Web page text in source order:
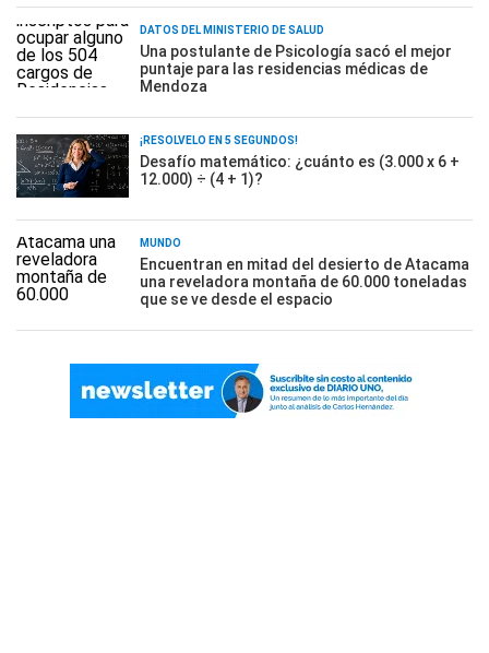
DATOS DEL MINISTERIO DE SALUD
Una postulante de Psicología sacó el mejor
puntaje para las residencias médicas de
Mendoza
¡RESOLVELO EN 5 SEGUNDOS!
Desafío matemático: ¿cuánto es (3.000 x 6 +
12.000) ÷ (4 + 1)?
MUNDO
Encuentran en mitad del desierto de Atacama
una reveladora montaña de 60.000 toneladas
que se ve desde el espacio